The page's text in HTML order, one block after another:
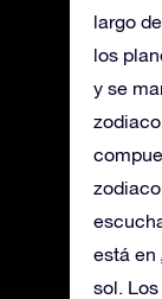
largo
los
y se
está en
sol.